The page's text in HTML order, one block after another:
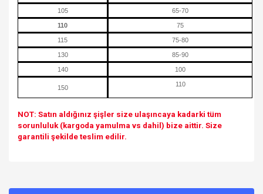
105 65-70
110 75
115 75-80
130 85-90
140 100
150 110
NOT: Satın aldığınız şişler size ulaşıncaya kadarki tüm
sorunluluk (kargoda yamulma vs dahil) bize aittir. Size
garantili şekilde teslim edilir.
kullanarak tarafımıza iletebilirsiniz.